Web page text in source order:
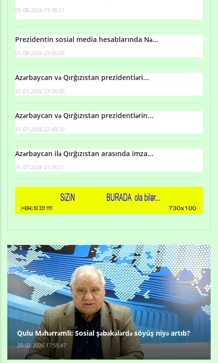
05-08-2026 13:38:21
Prezidentin sosial media hesablarında Nə...
01-08-2026 23:06:06
Azərbaycan və Qırğızıstan prezidentləri...
31-07-2026 23:34:05
Azərbaycan və Qırğızıstan prezidentlərin...
31-07-2026 22:40:10
Azərbaycan ilə Qırğızıstan arasında imza...
31-07-2026 21:05:21
Qulu Məhərrəmli: Sosial şəbəkələrdə söyüş niyə artıb?
20-02-2026 17:55:47